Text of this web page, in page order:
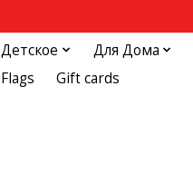
Детское Для Дома
Flags Gift cards